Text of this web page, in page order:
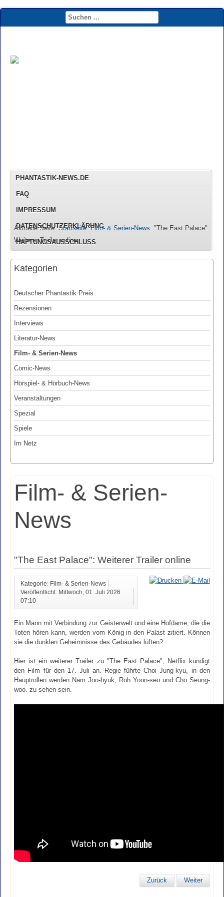
PHANTASTIK-NEWS.DE
FAQ
IMPRESSUM
DATENSCHUTZERKLÄRUNG
HAFTUNGSAUSSCHLUSS
Aktuelle Seite:Startseite Film- & Serien-News "The East Palace":
Weiterer Trailer online
Kategorien
Deutscher Phantastik Preis
Rezensionen
Interviews
Literatur-News
Film- & Serien-News
Comic-News
Hörspiel- & Hörbuch-News
Veranstaltungen
Spezial
Spiele
Im Netz
Film- & Serien-
News
"The East Palace": Weiterer Trailer online
Kategorie: Film- & Serien-News
Veröffentlicht: Mittwoch, 01. Juli 2026
07:10
Ein Mann mit Verbindung zur Geisterwelt und eine Hofdame, die die
Toten hören kann, werden vom König in den Palast zitiert. Können
sie die dunklen Geheimnisse des Gebäudes lüften?
Hier ist ein weiterer Trailer zu "The East Palace", Netflix kündigt
den Film für den 17. Juli an. Regie führte Choi Jung-kyu, in den
Hauptrollen werden Nam Joo-hyuk, Roh Yoon-seo und Cho Seung-
woo. zu sehen sein.
Zurück Weiter